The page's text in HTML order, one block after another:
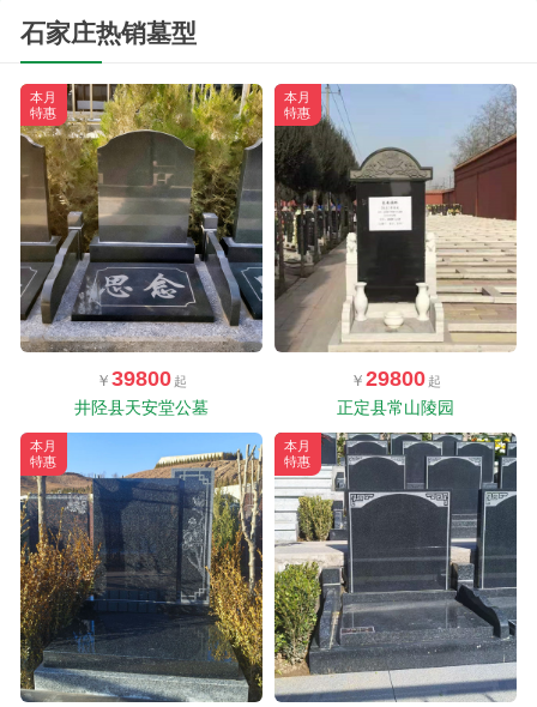
石家庄热销墓型
本月
特惠
39800
井陉县天安堂公墓
本月
特惠
29800
正定县常山陵园
本月
特惠
本月
特惠